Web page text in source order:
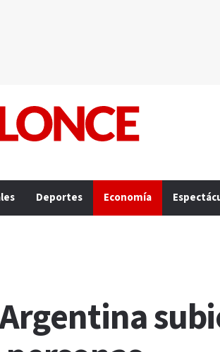
Deportes Economía